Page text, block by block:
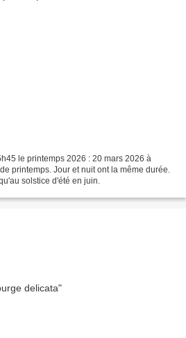
le printemps 2026 : 20 mars 2026 à
printemps. Jour et nuit ont la même durée.
solstice d'été en juin.